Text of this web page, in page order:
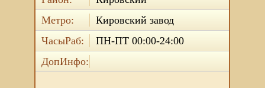
Метро:
Кировский завод
ЧасыРаб:
ПН-ПТ 00:00-24:00
ДопИнфо: